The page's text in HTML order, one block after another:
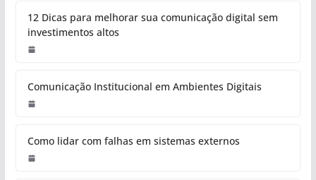
12 Dicas para melhorar sua comunicação digital sem
investimentos altos
Comunicação Institucional em Ambientes Digitais
Como lidar com falhas em sistemas externos